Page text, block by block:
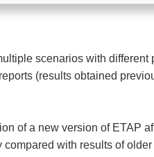
scenarios with different
(results obtained
of a new version of ETAP
with results of